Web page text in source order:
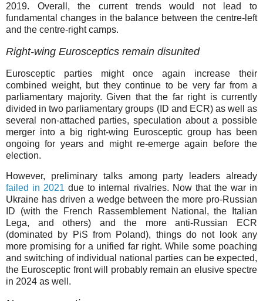
2019. Overall, the current trends would not lead to
fundamental changes in the balance between the centre-left
and the centre-right camps.
Right-wing Eurosceptics remain disunited
Eurosceptic parties might once again increase their
combined weight, but they continue to be very far from a
parliamentary majority. Given that the far right is currently
divided in two parliamentary groups (ID and ECR) as well as
several non-attached parties, speculation about a possible
merger into a big right-wing Eurosceptic group has been
ongoing for years and might re-emerge again before the
election.
However, preliminary talks among party leaders already
failed in 2021 due to internal rivalries. Now that the war in
Ukraine has driven a wedge between the more pro-Russian
ID (with the French Rassemblement National, the Italian
Lega, and others) and the more anti-Russian ECR
(dominated by PiS from Poland), things do not look any
more promising for a unified far right. While some poaching
and switching of individual national parties can be expected,
the Eurosceptic front will probably remain an elusive spectre
in 2024 as well.